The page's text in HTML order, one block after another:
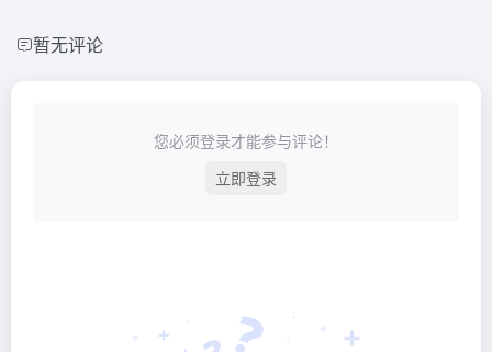
暂无评论
您必须登录才能参与评论！
立即登录